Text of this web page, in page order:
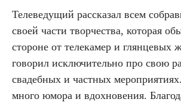
Телеведущий рассказал всем
своей части творчества, которая
стороне от телекамер и глянцевых
говорил исключительно про свою
свадебных и частных
много юмора и вдохновения.